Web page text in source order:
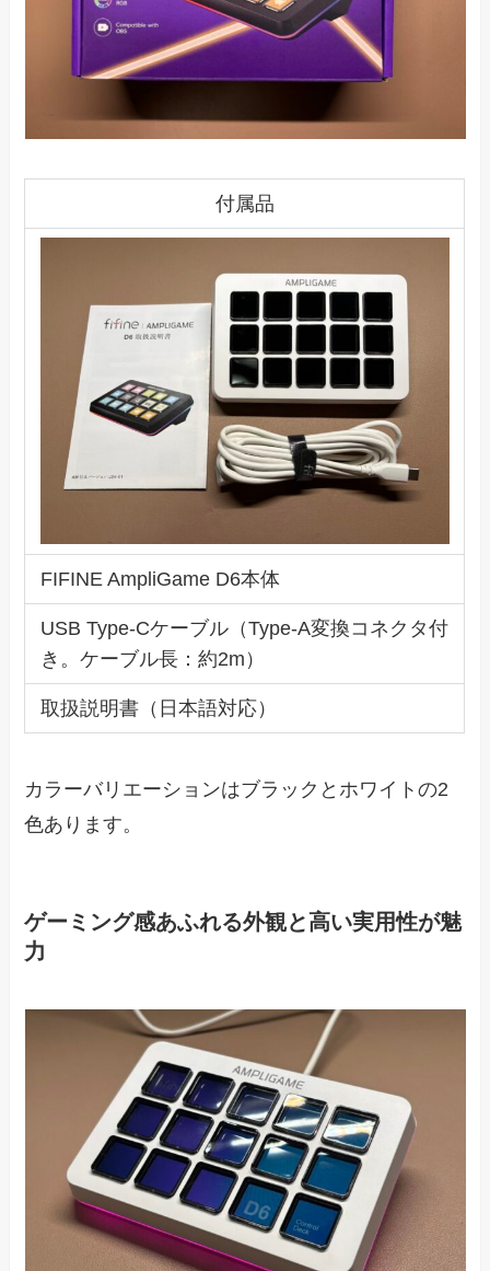
付属品
FIFINE AmpliGame D6本体
USB Type-Cケーブル（Type-A変換コネクタ付
き。ケーブル長：約2m）
取扱説明書（日本語対応）
カラーバリエーションはブラックとホワイトの2
色あります。
ゲーミング感あふれる外観と高い実用性が魅
力